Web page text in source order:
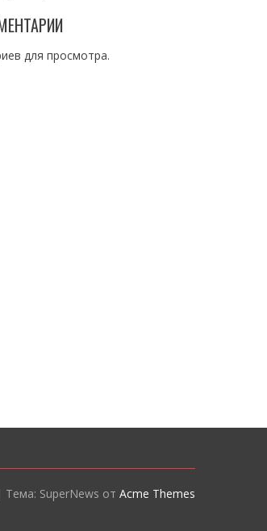
для просмотра.
Тема: SuperNews от Acme Themes